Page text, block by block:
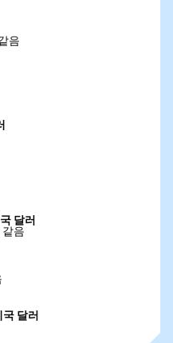
음
달러
음
달러